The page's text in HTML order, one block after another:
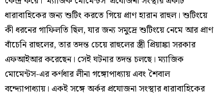
ধারাবাহিকের জন্য শুটিং করতে গিয়ে প্রাণ হারান রাহুল। শুটিংয়ে
কী ধরনের গাফিলতি ছিল, যার জন্য সমুদ্রে শুটিংয়ে নেমে আর প্রাণ
বাঁচেনি রাহুলের, তার তদন্ত চেয়ে রাহুলের স্ত্রী প্রিয়াঙ্কা সরকার
এফআইআর করেছেন। সেই ঘটনার তদন্ত চলছে। ম্যাজিক
মোমেন্টস-এর কর্ণধার লীনা গঙ্গোপাধ্যায় এবং শৈবাল
বন্দ্যোপাধ্যায়। একই সঙ্গে অর্কর প্রযোজনা সংস্থার ধারাবাহিকের